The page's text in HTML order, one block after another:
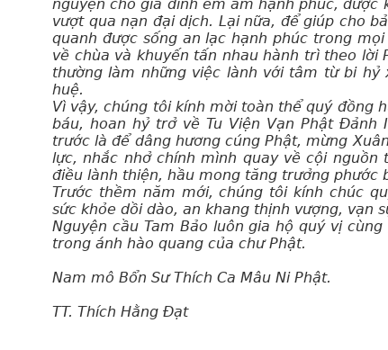
nguyện cho gia đình êm ấm hạnh phúc, được
vượt qua nạn đại dịch. Lại nữa, để giúp cho
quanh được sống an lạc hạnh phúc trong
về chùa và khuyến tấn nhau hành trì theo lời
thường làm những việc lành với tâm từ bi
huệ.
Vì vậy, chúng tôi kính mời toàn thể quý đồng
báu, hoan hỷ trở về Tu Viện Vạn Phật
trước là để dâng hương cúng Phật, mừng
lực, nhắc nhở chính mình quay về cội
điều lành thiện, hầu mong tăng trưởng phước
Trước thềm năm mới, chúng tôi kính chúc
sức khỏe dồi dào, an khang thịnh vượng, vạn
Nguyện cầu Tam Bảo luôn gia hộ quý vị
trong ánh hào quang của chư Phật.
Nam mô Bổn Sư Thích Ca Mâu Ni Phật.
TT. Thích Hằng Đạt